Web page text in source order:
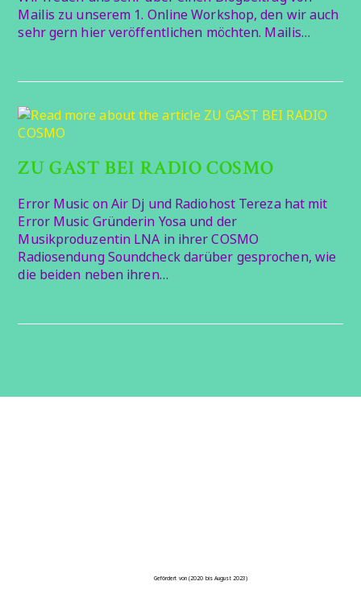
Mailis zu unserem 1. Online Workshop, den wir auch
sehr gern hier veröffentlichen möchten. Mailis…
ZU GAST BEI RADIO COSMO
Error Music on Air Dj und Radiohost Tereza hat mit
Error Music Gründerin Yosa und der
Musikproduzentin LNA in ihrer COSMO
Radiosendung Soundcheck darüber gesprochen, wie
die beiden neben ihren…
Gefördert von (2020 bis August 2023)